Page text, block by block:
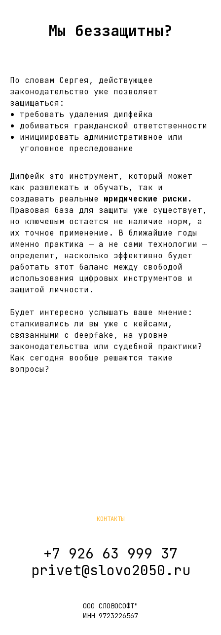
Мы беззащитны?
По словам Сергея, действующее
законодательство уже позволяет
защищаться:
требовать удаления дипфейка
добиваться гражданской ответственности
инициировать административное или
уголовное преследование
Дипфейк это инструмент, который может
как развлекать и обучать, так и
создавать реальные юридические риски.
Правовая база для защиты уже существует,
но ключевым остается не наличие норм, а
их точное применение. В ближайшие годы
именно практика — а не сами технологии —
определит, насколько эффективно будет
работать этот баланс между свободой
использования цифровых инструментов и
защитой личности.
Будет интересно услышать ваше мнение:
сталкивались ли вы уже с кейсами,
связанными с deepfake, на уровне
законодательства или судебной практики?
Как сегодня вообще решаются такие
вопросы?
КОНТАКТЫ
+7 926 63 999 37
privet@slovo2050.ru
ООО СЛОВОСОФТ"
ИНН 9723226567